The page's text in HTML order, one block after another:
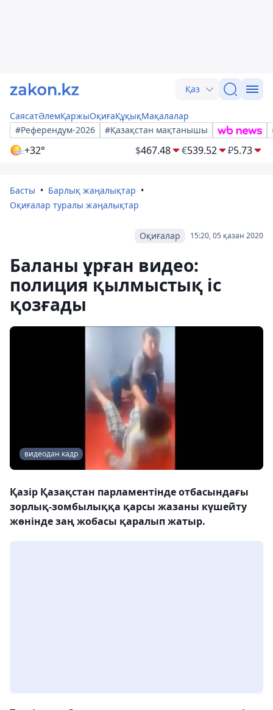
Қаз
СаясатӘлемҚаржыОқиғаҚұқықМақалалар
#Референдум-2026
#Қазақстан мақтанышы
+32° $467.48 €539.52 ₽5.73
Басты
Барлық жаңалықтар
Оқиғалар туралы жаңалықтар
15:20, 05 қазан 2020
Оқиғалар
Баланы ұрған видео:
полиция қылмыстық іс
қозғады
видеодан кадр
Қазір Қазақстан парламентінде отбасындағы
зорлық-зомбылыққа қарсы жазаны күшейту
жөнінде заң жобасы қаралып жатыр.